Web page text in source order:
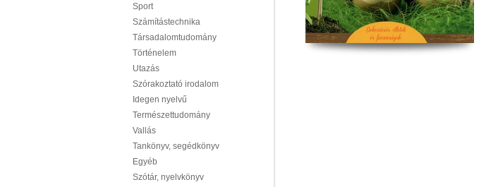
Sport
Számítástechnika
Társadalomtudomány
Történelem
Utazás
Szórakoztató irodalom
Idegen nyelvű
Természettudomány
Vallás
Tankönyv, segédkönyv
Egyéb
Szótár, nyelvkönyv